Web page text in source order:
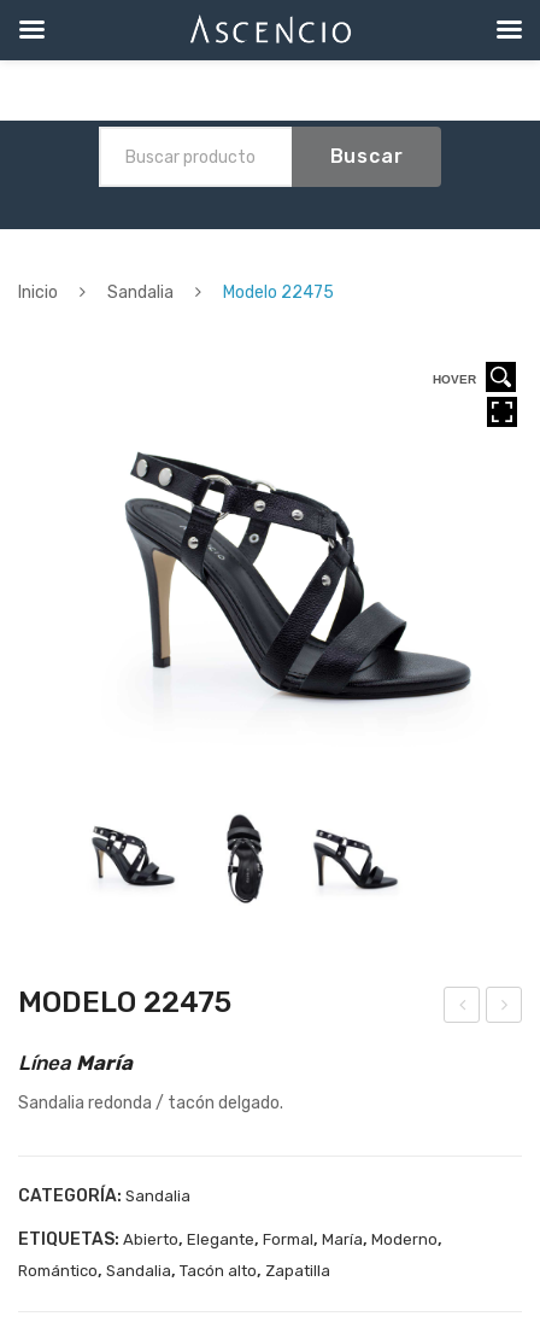
Buscar
Inicio Sandalia Modelo 22475
HOVER
HOVER
HOVER
MODELO 22475
Línea María
Sandalia redonda / tacón delgado.
CATEGORÍA: Sandalia
ETIQUETAS: Abierto, Elegante, Formal, María, Moderno,
Romántico, Sandalia, Tacón alto, Zapatilla